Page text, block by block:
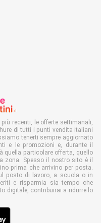
recenti, le offerte settimanali,
di tutti i punti vendita italiani
tenerti sempre aggiornato
e le promozioni e, durante il
quella particolare offerta, quello
zona. Spesso il nostro sito è il
prima che arrivino per posta.
posto di lavoro, a scuola o in
e risparmia sia tempo che
digitale, contribuirai a ridurre lo